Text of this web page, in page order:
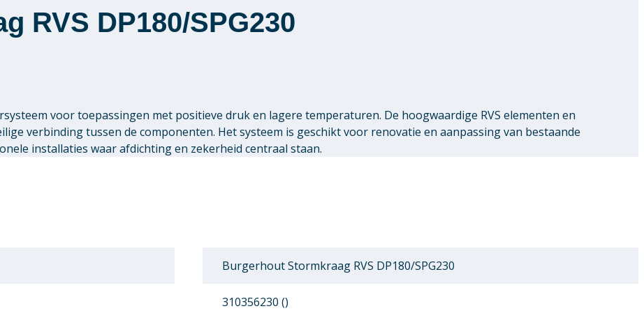
RVS DP180/SPG230
voor toepassingen met positieve druk en lagere temperaturen. De hoogwaardige RVS elementen en
verbinding tussen de componenten. Het systeem is geschikt voor renovatie en aanpassing van bestaande
installaties waar afdichting en zekerheid centraal staan.
Burgerhout Stormkraag RVS DP180/SPG230
310356230 ()